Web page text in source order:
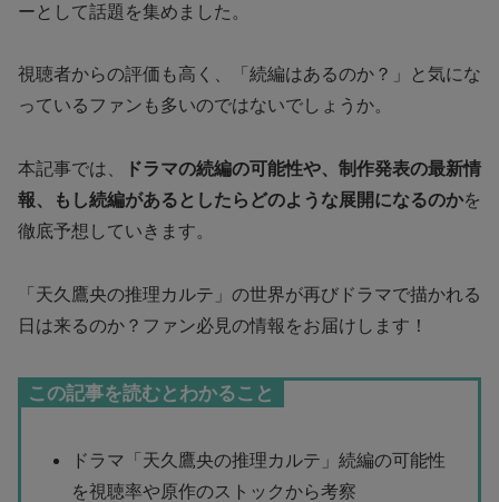
ーとして話題を集めました。
視聴者からの評価も高く、「続編はあるのか？」と気にな
っているファンも多いのではないでしょうか。
本記事では、
ドラマの続編の可能性や、制作発表の最新情
報、もし続編があるとしたらどのような展開になるのかを
徹底予想していきます。
「天久鷹央の推理カルテ」の世界が再びドラマで描かれる
日は来るのか？ファン必見の情報をお届けします！
この記事を読むとわかること
ドラマ「天久鷹央の推理カルテ」続編の可能性
を視聴率や原作のストックから考察